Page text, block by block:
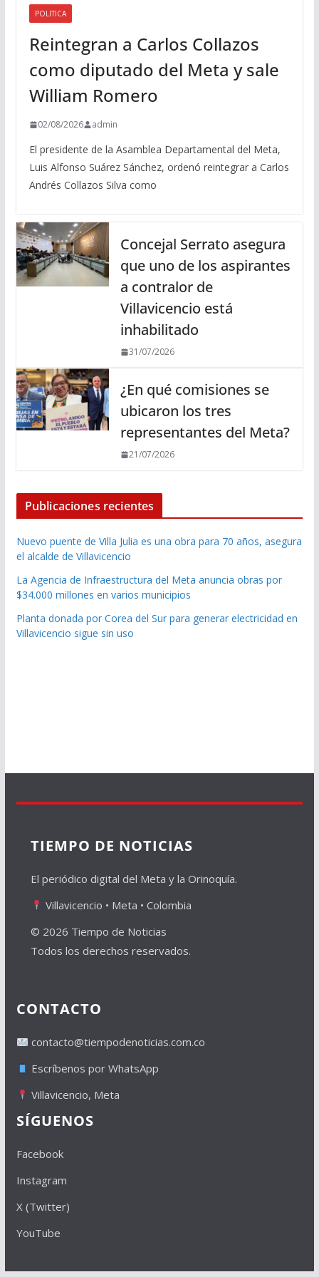
POLITICA
Reintegran a Carlos Collazos
como diputado del Meta y sale
William Romero
02/08/2026 admin
El presidente de la Asamblea Departamental del Meta,
Luis Alfonso Suárez Sánchez, ordenó reintegrar a Carlos
Andrés Collazos Silva como
Concejal Serrato asegura
que uno de los aspirantes
a contralor de
Villavicencio está
inhabilitado
31/07/2026
¿En qué comisiones se
ubicaron los tres
representantes del Meta?
21/07/2026
Publicaciones recientes
Nuevo puente de Villa Julia es una obra para 70 años, asegura
el alcalde de Villavicencio
La Agencia de Infraestructura del Meta anuncia obras por
$34.000 millones en varios municipios
Planta donada por Corea del Sur para generar electricidad en
Villavicencio sigue sin uso
TIEMPO DE NOTICIAS
El periódico digital del Meta y la Orinoquía.
Villavicencio • Meta • Colombia
© 2026 Tiempo de Noticias
Todos los derechos reservados.
CONTACTO
contacto@tiempodenoticias.com.co
Escríbenos por WhatsApp
Villavicencio, Meta
SÍGUENOS
Facebook
Instagram
X (Twitter)
YouTube